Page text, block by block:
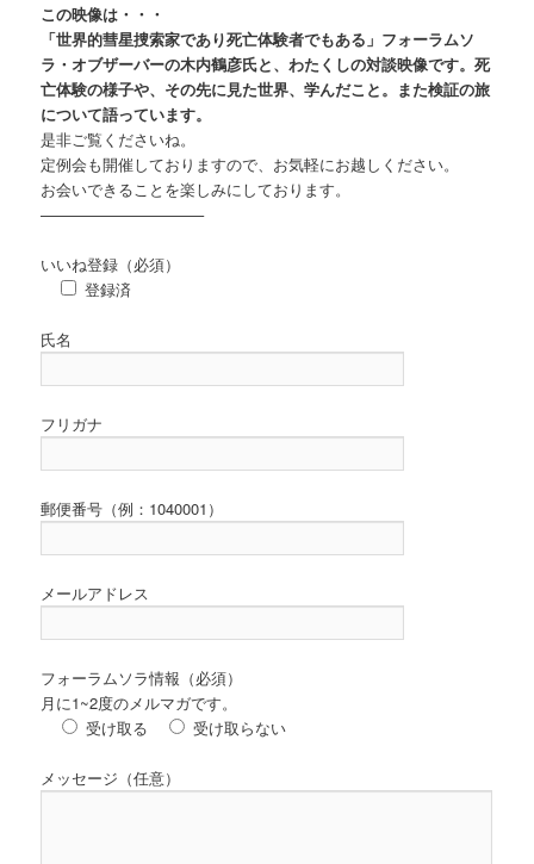
この映像は・・・
「世界的彗星捜索家であり死亡体験者でもある」フォーラムソ
ラ・オブザーバーの木内鶴彦氏と、わたくしの対談映像です。死
亡体験の様子や、その先に見た世界、学んだこと。また検証の旅
について語っています。
是非ご覧くださいね。
定例会も開催しておりますので、お気軽にお越しください。
お会いできることを楽しみにしております。
——————————–
いいね登録（必須）
登録済
氏名
フリガナ
郵便番号（例：1040001）
メールアドレス
フォーラムソラ情報（必須）
月に1~2度のメルマガです。
受け取る
受け取らない
メッセージ（任意）